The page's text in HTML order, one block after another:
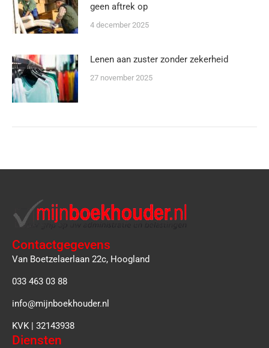
geen aftrek op
4 december 2025
Lenen aan zuster zonder zekerheid
27 november 2025
Contactgegevens
Van Boetzelaerlaan 22c, Hoogland
033 463 03 88
info@mijnboekhouder.nl
KVK | 32143938
Diensten